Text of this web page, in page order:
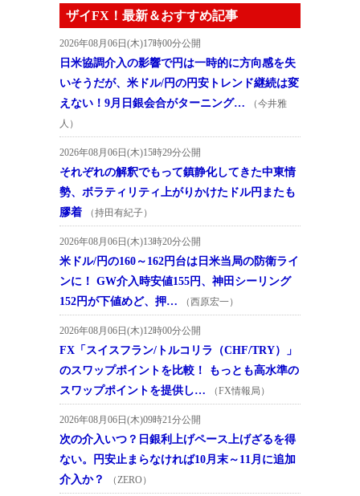
ザイFX！最新＆おすすめ記事
2026年08月06日(木)17時00分公開
日米協調介入の影響で円は一時的に方向感を失
いそうだが、米ドル/円の円安トレンド継続は変
えない！9月日銀会合がターニング…
（今井雅
人）
2026年08月06日(木)15時29分公開
それぞれの解釈でもって鎮静化してきた中東情
勢、ボラティリティ上がりかけたドル円またも
膠着
（持田有紀子）
2026年08月06日(木)13時20分公開
米ドル/円の160～162円台は日米当局の防衛ライ
ンに！ GW介入時安値155円、神田シーリング
152円が下値めど、押…
（西原宏一）
2026年08月06日(木)12時00分公開
FX「スイスフラン/トルコリラ（CHF/TRY）」
のスワップポイントを比較！ もっとも高水準の
スワップポイントを提供し…
（FX情報局）
2026年08月06日(木)09時21分公開
次の介入いつ？日銀利上げペース上げざるを得
ない。円安止まらなければ10月末～11月に追加
介入か？
（ZERO）